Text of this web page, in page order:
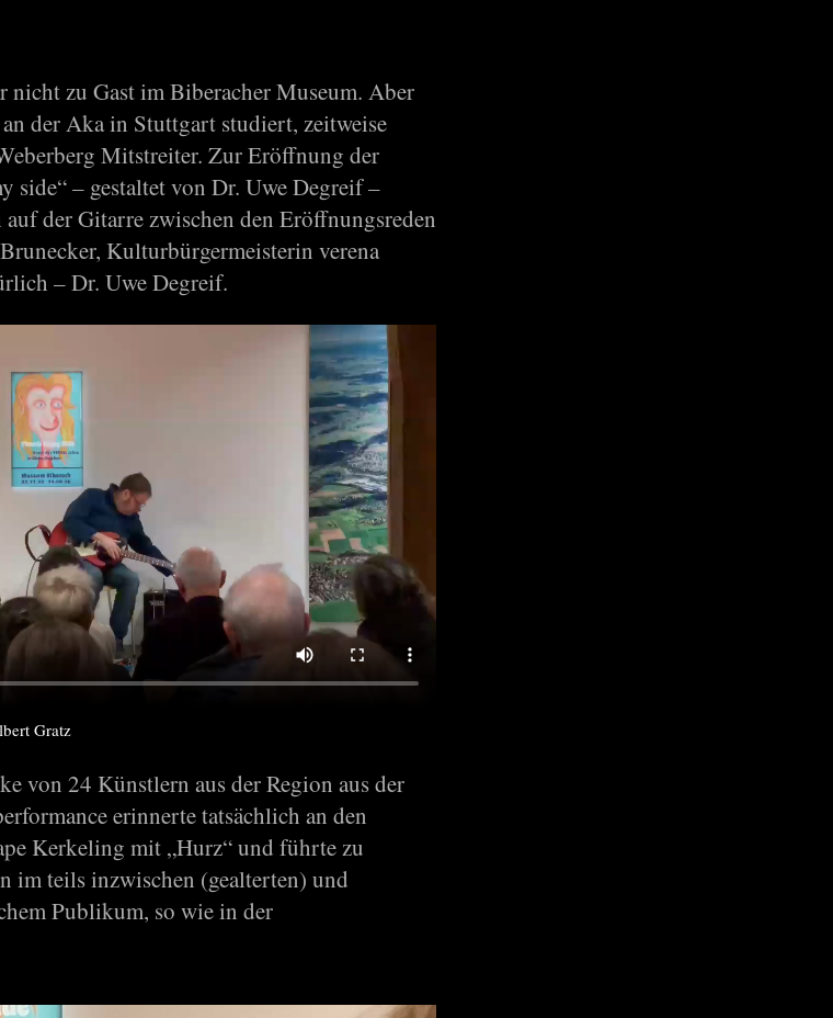
zu Gast im Biberacher Museum. Aber
der Aka in Stuttgart studiert, zeitweise
Mitstreiter. Zur Eröffnung der
side“ – gestaltet von Dr. Uwe Degreif –
der Gitarre zwischen den Eröffnungsreden
Kulturbürgermeisterin verena
– Dr. Uwe Degreif.
Gratz
von 24 Künstlern aus der Region aus der
erinnerte tatsächlich an den
Kerkeling mit „Hurz“ und führte zu
im teils inzwischen (gealterten) und
Publikum, so wie in der